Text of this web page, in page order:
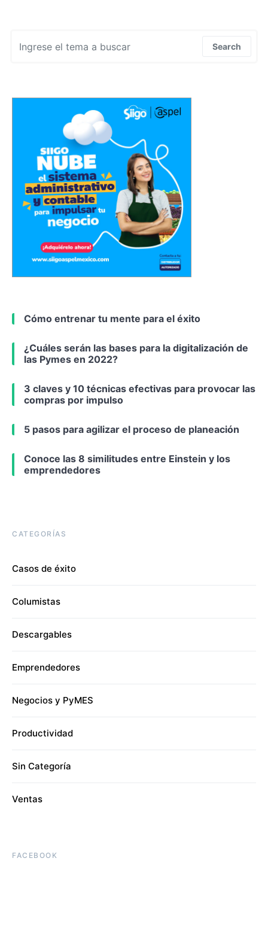
Search
Cómo entrenar tu mente para el éxito
¿Cuáles serán las bases para la digitalización de
las Pymes en 2022?
3 claves y 10 técnicas efectivas para provocar las
compras por impulso
5 pasos para agilizar el proceso de planeación
Conoce las 8 similitudes entre Einstein y los
emprendedores
CATEGORÍAS
Casos de éxito
Columistas
Descargables
Emprendedores
Negocios y PyMES
Productividad
Sin Categoría
Ventas
FACEBOOK